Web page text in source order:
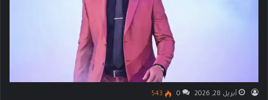
أبريل 28, 2026 0
543